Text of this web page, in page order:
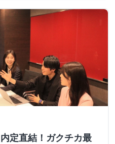
定直結！ガクチカ最